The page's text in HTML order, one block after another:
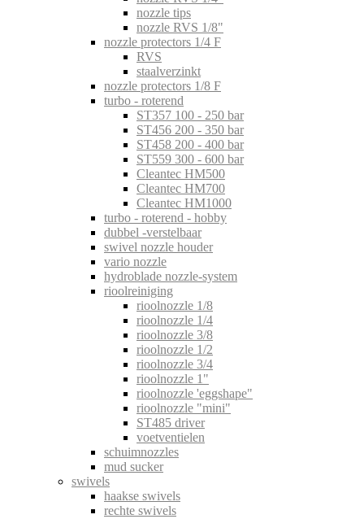
nozzle tips
nozzle RVS 1/8"
nozzle protectors 1/4 F
RVS
staalverzinkt
nozzle protectors 1/8 F
turbo - roterend
ST357 100 - 250 bar
ST456 200 - 350 bar
ST458 200 - 400 bar
ST559 300 - 600 bar
Cleantec HM500
Cleantec HM700
Cleantec HM1000
turbo - roterend - hobby
dubbel -verstelbaar
swivel nozzle houder
vario nozzle
hydroblade nozzle-system
rioolreiniging
rioolnozzle 1/8
rioolnozzle 1/4
rioolnozzle 3/8
rioolnozzle 1/2
rioolnozzle 3/4
rioolnozzle 1"
rioolnozzle 'eggshape"
rioolnozzle "mini"
ST485 driver
voetventielen
schuimnozzles
mud sucker
swivels
haakse swivels
rechte swivels